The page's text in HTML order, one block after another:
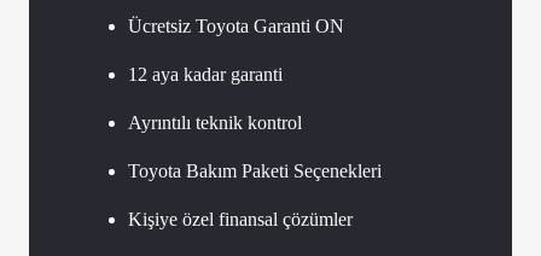
Ücretsiz Toyota Garanti ON
12 aya kadar garanti
Ayrıntılı teknik kontrol
Toyota Bakım Paketi Seçenekleri
Kişiye özel finansal çözümler